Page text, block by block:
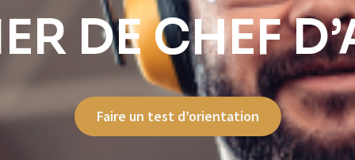
DE CHEF
Faire un test d’orientation